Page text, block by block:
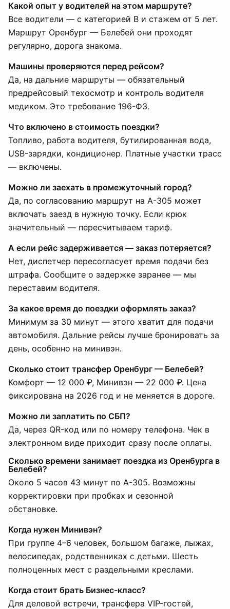
Какой опыт у водителей на этом маршруте?
Все водители — с категорией B и стажем от 5 лет.
Маршрут Оренбург — Белебей они проходят
регулярно, дорога знакома.
Машины проверяются перед рейсом?
Да, на дальние маршруты — обязательный
предрейсовый техосмотр и контроль водителя
медиком. Это требование 196-ФЗ.
Что включено в стоимость поездки?
Топливо, работа водителя, бутилированная вода,
USB-зарядки, кондиционер. Платные участки трасс
— включены.
Можно ли заехать в промежуточный город?
Да, по согласованию маршрут на А-305 может
включать заезд в нужную точку. Если крюк
значительный — пересчитываем тариф.
А если рейс задерживается — заказ потеряется?
Нет, диспетчер пересогласует время подачи без
штрафа. Сообщите о задержке заранее — мы
переставим водителя.
За какое время до поездки оформлять заказ?
Минимум за 30 минут — этого хватит для подачи
автомобиля. Дальние рейсы лучше бронировать за
день, особенно на минивэн.
Сколько стоит трансфер Оренбург — Белебей?
Комфорт — 12 000 ₽, Минивэн — 22 000 ₽. Цена
фиксирована на 2026 год и не меняется в дороге.
Можно ли заплатить по СБП?
Да, через QR-код или по номеру телефона. Чек в
электронном виде приходит сразу после оплаты.
Сколько времени занимает поездка из Оренбурга в
Белебей?
Около 5 часов 43 минут по А-305. Возможны
корректировки при пробках и сезонной
обстановке.
Когда нужен Минивэн?
При группе 4–6 человек, большом багаже, лыжах,
велосипедах, родственниках с детьми. Шесть
полноценных мест с раздельными креслами.
Когда стоит брать Бизнес-класс?
Для деловой встречи, трансфера VIP-гостей,